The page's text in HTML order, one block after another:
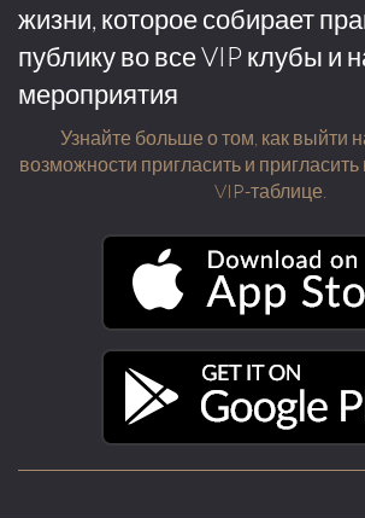
жизни, которое собирает
публику во все VIP клубы и
мероприятия
Узнайте больше о том, как выйти
возможности пригласить и
VIP-таблице.